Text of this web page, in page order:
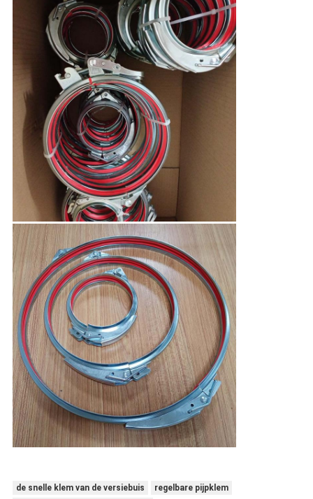
de snelle klem van de versiebuis
regelbare pijpklem